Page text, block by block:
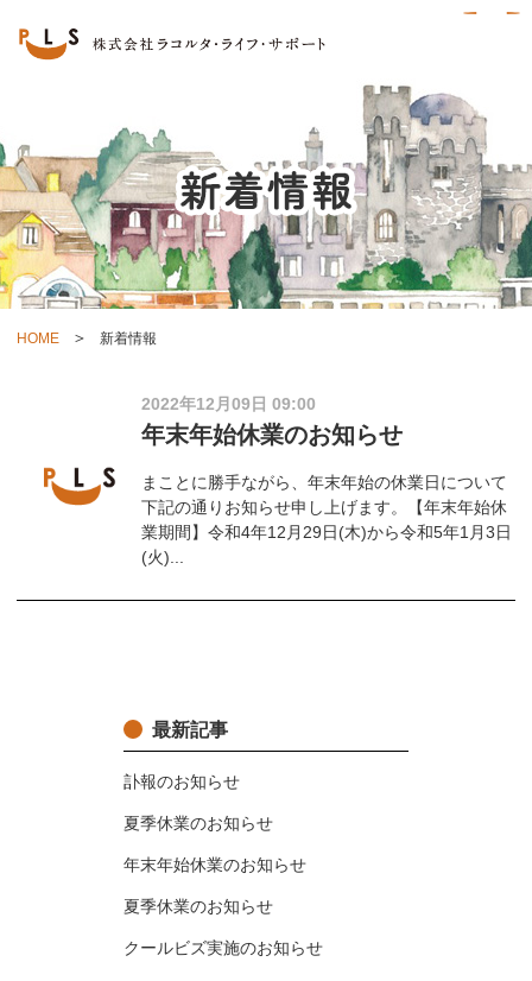
HOME 新着情報
2022年12月09日 09:00
年末年始休業のお知らせ
まことに勝手ながら、年末年始の休業日について
下記の通りお知らせ申し上げます。【年末年始休
業期間】令和4年12月29日(木)から令和5年1月3日
(火)...
最新記事
訃報のお知らせ
夏季休業のお知らせ
年末年始休業のお知らせ
夏季休業のお知らせ
クールビズ実施のお知らせ